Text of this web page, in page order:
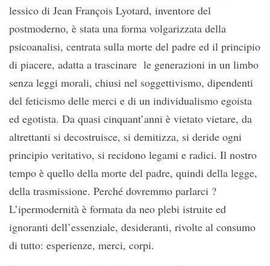
lessico di Jean François Lyotard, inventore del
postmoderno, è stata una forma volgarizzata della
psicoanalisi, centrata sulla morte del padre ed il principio
di piacere, adatta a trascinare le generazioni in un limbo
senza leggi morali, chiusi nel soggettivismo, dipendenti
del feticismo delle merci e di un individualismo egoista
ed egotista. Da quasi cinquant’anni è vietato vietare, da
altrettanti si decostruisce, si demitizza, si deride ogni
principio veritativo, si recidono legami e radici. Il nostro
tempo è quello della morte del padre, quindi della legge,
della trasmissione. Perché dovremmo parlarci ?
L’ipermodernità è formata da neo plebi istruite ed
ignoranti dell’essenziale, desideranti, rivolte al consumo
di tutto: esperienze, merci, corpi.